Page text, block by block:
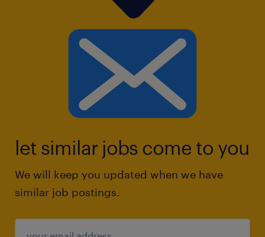
let similar jobs come to you
We will keep you updated when we have
similar job postings.